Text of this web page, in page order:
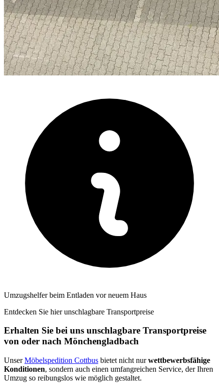
Umzugshelfer beim Entladen vor neuem Haus
Entdecken Sie hier unschlagbare Transportpreise
Erhalten Sie bei uns unschlagbare Transportpreise
von oder nach Mönchengladbach
UnserMöbelspedition Cottbus bietet nicht nurwettbewerbsfähige
Konditionen, sondern auch einen umfangreichen Service, der Ihren
Umzug so reibungslos wie möglich gestaltet.